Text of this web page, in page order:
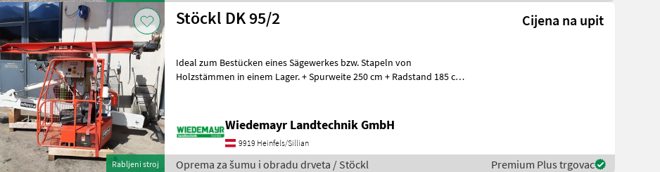
Rabljeni stroj
Stöckl DK 95/2 Cijena na upit
Ideal zum Bestücken eines Sägewerkes bzw. Stapeln von
Holzstämmen in einem Lager. + Spurweite 250 cm + Radstand 185 cm
Wiedemayr Landtechnik GmbH
9919 Heinfels/Sillian
Oprema za šumu i obradu drveta / Stöckl Premium Plus trgovac